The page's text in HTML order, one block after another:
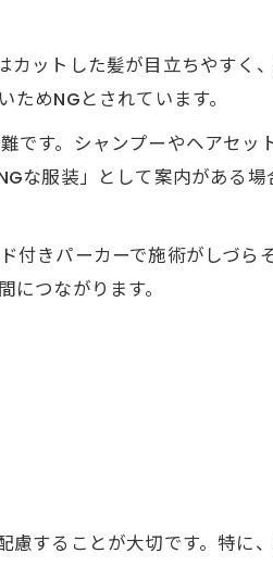
カットした髪が目立ちやすく
めNGとされています。
です。シャンプーやヘアセッ
な服装」として案内がある場
付きパーカーで施術がしづら
つながります。
慮することが大切です。特に